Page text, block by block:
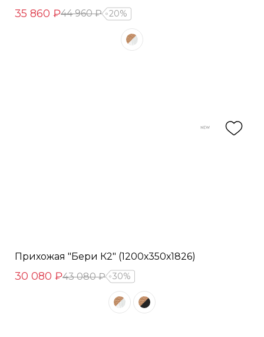
35 860 ₽44 960 ₽ 20%
Прихожая "Бери К2" (1200х350х1826)
30 080 ₽43 080 ₽ 30%